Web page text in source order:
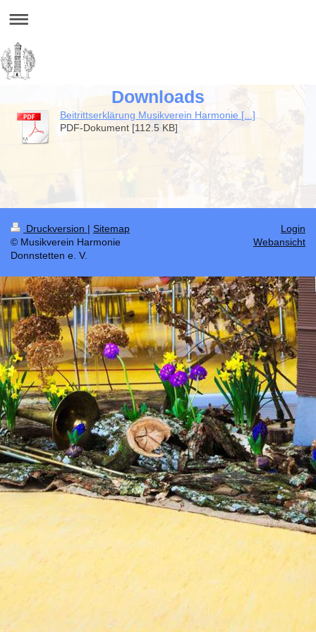
Downloads
Beitrittserklärung Musikverein Harmonie [...]
PDF-Dokument [112.5 KB]
Druckversion | Sitemap
© Musikverein Harmonie
Donnstetten e. V.
Login
Webansicht